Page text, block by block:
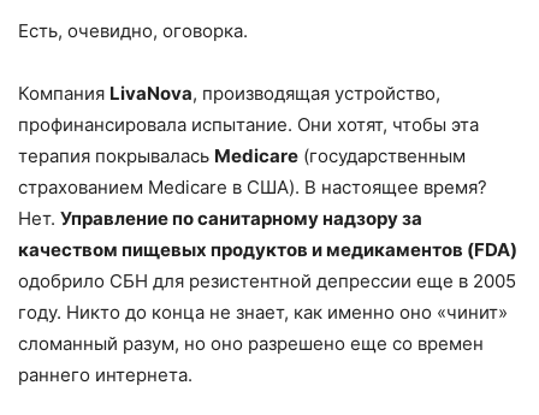
Есть, очевидно, оговорка.
Компания LivaNova, производящая устройство,
профинансировала испытание. Они хотят, чтобы эта
терапия покрывалась Medicare (государственным
страхованием Medicare в США). В настоящее время?
Нет. Управление по санитарному надзору за
качеством пищевых продуктов и медикаментов (FDA)
одобрило СБН для резистентной депрессии еще в 2005
году. Никто до конца не знает, как именно оно «чинит»
сломанный разум, но оно разрешено еще со времен
раннего интернета.